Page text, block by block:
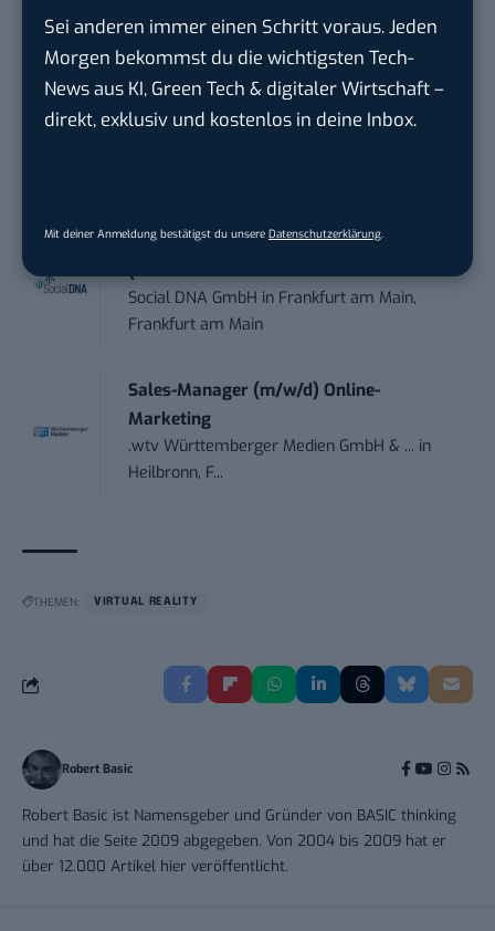
Sei anderen immer einen Schritt voraus. Jeden
Morgen bekommst du die wichtigsten Tech-
News aus KI, Green Tech & digitaler Wirtschaft –
direkt, exklusiv und kostenlos in deine Inbox.
Mit deiner Anmeldung bestätigst du unsere Datenschutzerklärung.
AG inHagen
Performance Marketing Manager
Schwerpunkt Pai...
Social Media Consultant & Account Lead
(m...
Social DNA GmbH in Frankfurt am Main,
Frankfurt am Main
Sales-Manager (m/w/d) Online-
Marketing
.wtv Württemberger Medien GmbH & ... in
Heilbronn, F...
THEMEN: VIRTUAL REALITY
Robert Basic
Robert Basic ist Namensgeber und Gründer von BASIC thinking
und hat die Seite 2009 abgegeben. Von 2004 bis 2009 hat er
über 12.000 Artikel hier veröffentlicht.